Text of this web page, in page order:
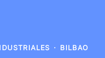
· BILBAO